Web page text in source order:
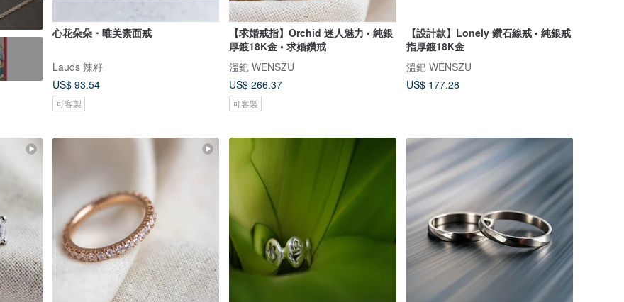
心花朵朵・唯美素面戒
Lauds 辣籽
US$ 93.54
可客製
【求婚戒指】Orchid 迷人魅力 • 純銀
厚鍍18K金 • 求婚鑽戒
溫釲 WENSZU
US$ 266.37
可客製
【設計款】Lonely 鑽石線戒 • 純銀戒
指厚鍍18K金
溫釲 WENSZU
US$ 177.28